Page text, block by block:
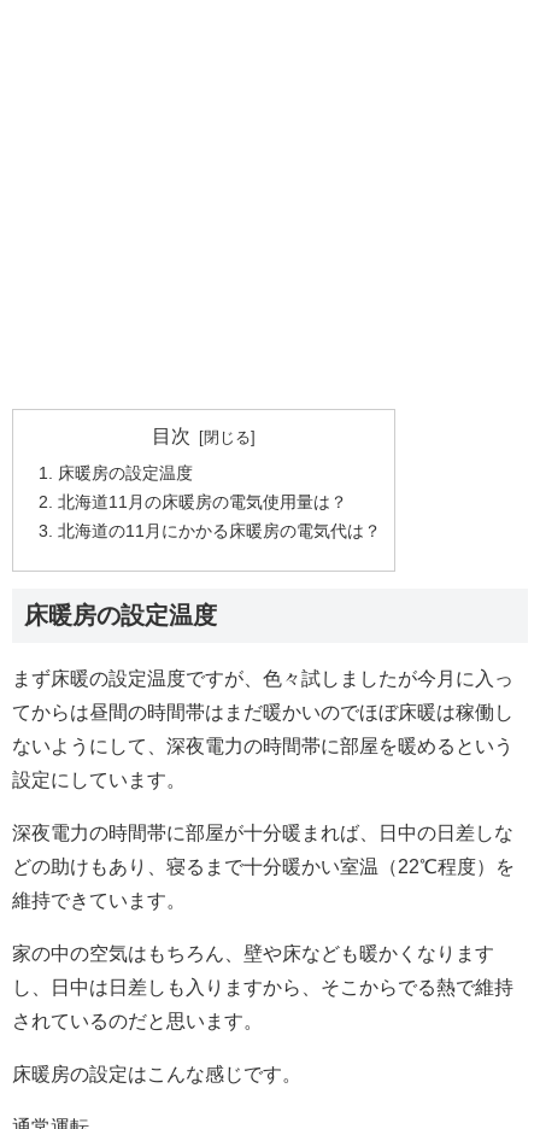
目次
床暖房の設定温度
北海道11月の床暖房の電気使用量は？
北海道の11月にかかる床暖房の電気代は？
床暖房の設定温度
まず床暖の設定温度ですが、色々試しましたが今月に入っ
てからは昼間の時間帯はまだ暖かいのでほぼ床暖は稼働し
ないようにして、深夜電力の時間帯に部屋を暖めるという
設定にしています。
深夜電力の時間帯に部屋が十分暖まれば、日中の日差しな
どの助けもあり、寝るまで十分暖かい室温（22℃程度）を
維持できています。
家の中の空気はもちろん、壁や床なども暖かくなります
し、日中は日差しも入りますから、そこからでる熱で維持
されているのだと思います。
床暖房の設定はこんな感じです。